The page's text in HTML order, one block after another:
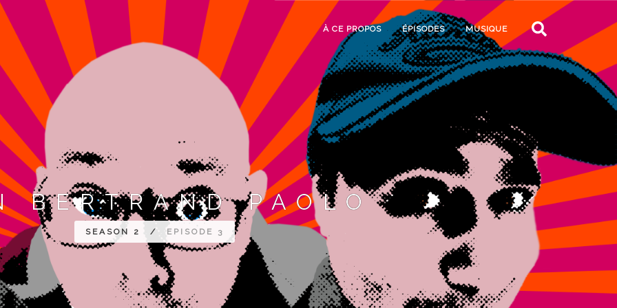
À CE PROPOS ÉPISODES MUSIQUE
BERTRAND PAOLO
SEASON 2 / EPISODE 3